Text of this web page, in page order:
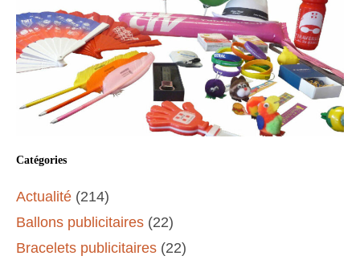
Catégories
Actualité (214)
Ballons publicitaires (22)
Bracelets publicitaires (22)